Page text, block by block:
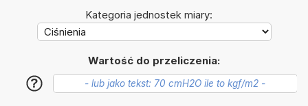
Kategoria jednostek miary:
Wartość do przeliczenia:
?